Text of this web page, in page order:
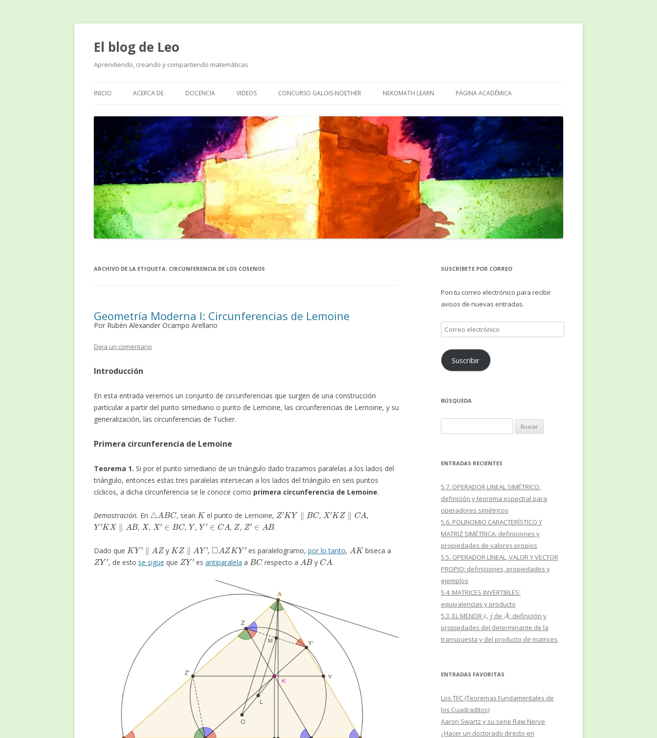
El blog de Leo
Aprendiendo, creando y compartiendo matemáticas
al
INICIO ACERCA DE DOCENCIA VIDEOS CONCURSO GALOIS-NOETHER NEKOMATH LEARN PÁGINA ACADÉMICA
ARCHIVO DE LA ETIQUETA: CIRCUNFERENCIA DE LOS COSENOS
Geometría Moderna I: Circunferencias de Lemoine
Por Rubén Alexander Ocampo Arellano
Deja un comentario
Introducción
En esta entrada veremos un conjunto de circunferencias que surgen de una construcción
particular a partir del punto simediano o punto de Lemoine, las circunferencias de Lemoine, y su
generalización, las circunferencias de Tucker.
Primera circunferencia de Lemoine
Teorema 1. Si por el punto simediano de un triángulo dado trazamos paralelas a los lados del
triángulo, entonces estas tres paralelas intersecan a los lados del triángulo en seis puntos
cíclicos, a dicha circunferencia se le conoce como primera circunferencia de Lemoine.
Demostración. En
△ ABC
, sean
K
el punto de Lemoine,
Z′KY∥BC
,
X′KZ∥CA
,
Y′KX∥AB
,
X
,
X′∈BC
,
Y
,
Y′∈ CA
,
Z
,
Z′∈AB
.
Dado que
KY′∥ AZ
y
KZ∥ A ′
,
◻ A ZKY′
es paralelogramo, por lo tanto,
A K
biseca a
ZY′
, de esto se sigue que
ZY′
es antiparalela a
BC
respecto a
AB
y
CA
.
SUSCRÍBETE POR CORREO
Pon tu correo electrónico para recibir
avisos de nuevas entradas.
Correo
electrónico
Suscribir
BÚSQUEDA
ENTRADAS RECIENTES
5.7. OPERADOR LINEAL SIMÉTRICO:
definición y teorema espectral para
operadores simétricos
5.6. POLINOMIO CARACTERÍSTICO Y
MATRIZ SIMÉTRICA: definiciones y
propiedades de valores propios
5.5. OPERADOR LINEAL, VALOR Y VECTOR
PROPIO: definiciones, propiedades y
ejemplos
5.4. MATRICES INVERTIBLES:
equivalencias y producto
5.3. EL MENOR i,j de A: definición y
propiedades del determinante de la
transpuesta y del producto de matrices
ENTRADAS FAVORITAS
Los TFC (Teoremas Fundamentales de
los Cuadraditos)
Aaron Swartz y su serie Raw Nerve
¿Hacer un doctorado directo en